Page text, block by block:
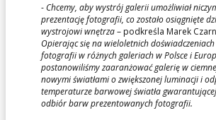
- Chcemy, aby wystrój galerii umożliwiał
prezentację fotografii, co zostało osiągnięte
wystrojowi wnętrza– podkreśla Marek
Opierając się na wieloletnich
fotografii w różnych galeriach w Polsce i
postanowiliśmy zaaranżować galerię w
nowymi światłami o zwiększonej luminacji i
temperaturze barwowej światła
odbiór barw prezentowanych fotografii.